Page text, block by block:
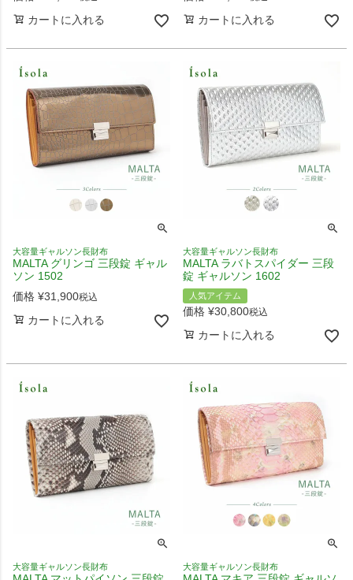
カートに入れる カートに入れる
大容量ギャルソン長財布
MALTA グリンゴ 三段錠 ギャル
ソン 1502
価格 ¥31,900税込
カートに入れる
大容量ギャルソン長財布
MALTA ラバトスパイダー 三段
錠 ギャルソン 1602
人気アイテム
価格 ¥30,800税込
カートに入れる
大容量ギャルソン長財布 大容量ギャルソン長財布